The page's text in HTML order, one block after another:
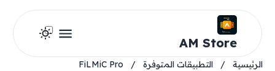
AM Store
الرئيسية / التطبيقات المتوفرة /
FiLMiC Pro